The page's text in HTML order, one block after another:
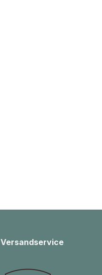
Versandservice